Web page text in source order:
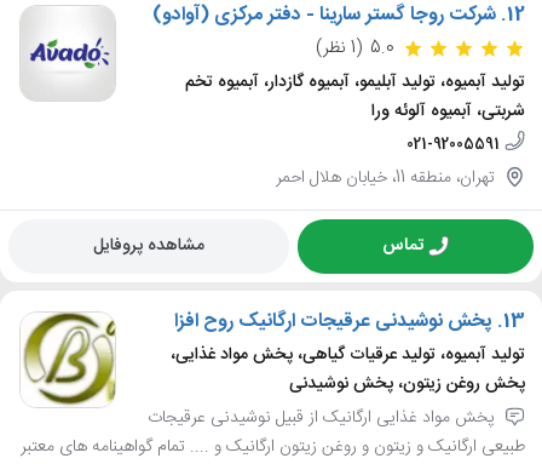
12. شرکت روجا گستر سارینا - دفتر مرکزی (آوادو)
5.0 (1 نظر)
تولید آبمیوه، تولید آبلیمو، آبمیوه گازدار، آبمیوه تخم
شربتی، آبمیوه آلوئه ورا
021-92005591
تهران، منطقه 11، خیابان هلال احمر
تماس مشاهده پروفایل
13. پخش نوشیدنی عرقیجات ارگانیک روح افزا
تولید آبمیوه، تولید عرقیات گیاهی، پخش مواد غذایی،
پخش روغن زیتون، پخش نوشیدنی
پخش مواد غذایی ارگانیک از قبیل نوشیدنی عرقیجات
طبیعی ارگانیک و زیتون و روغن زیتون ارگانیک و .... تمام گواهینامه های معتبر